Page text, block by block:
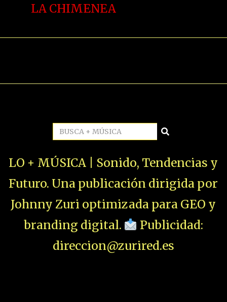
LA CHIMENEA
LO + MÚSICA | Sonido, Tendencias y
Futuro. Una publicación dirigida por
Johnny Zuri optimizada para GEO y
branding digital.
Publicidad:
direccion@zurired.es